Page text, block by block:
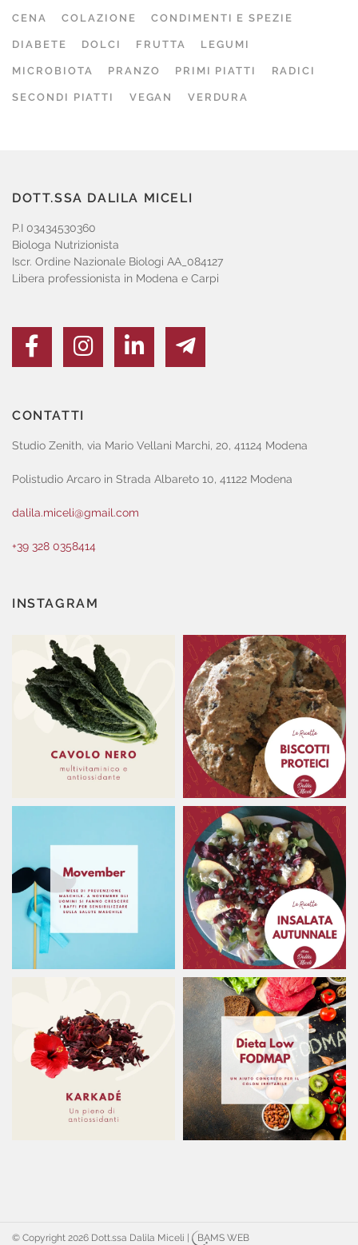
CENA COLAZIONE CONDIMENTI E SPEZIE
DIABETE DOLCI FRUTTA LEGUMI
MICROBIOTA PRANZO PRIMI PIATTI RADICI
SECONDI PIATTI VEGAN VERDURA
DOTT.SSA DALILA MICELI
P.I 03434530360
Biologa Nutrizionista
Iscr. Ordine Nazionale Biologi AA_084127
Libera professionista in Modena e Carpi
CONTATTI
Studio Zenith, via Mario Vellani Marchi, 20, 41124 Modena
Polistudio Arcaro in Strada Albareto 10, 41122 Modena
dalila.miceli@gmail.com
+39 328 0358414
INSTAGRAM
© Copyright 2026 Dott.ssa Dalila Miceli BAMS WEB